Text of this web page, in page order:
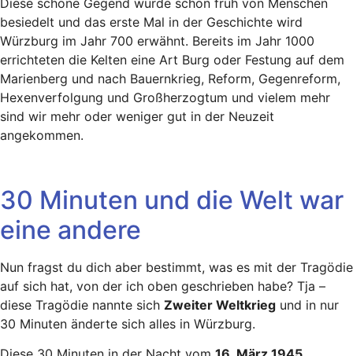
besiedelt und das erste Mal in der Geschichte wird
Würzburg im Jahr 700 erwähnt. Bereits im Jahr 1000
errichteten die Kelten eine Art Burg oder Festung auf dem
Marienberg und nach Bauernkrieg, Reform, Gegenreform,
Hexenverfolgung und Großherzogtum und vielem mehr
sind wir mehr oder weniger gut in der Neuzeit
angekommen.
30 Minuten und die Welt war
eine andere
Nun fragst du dich aber bestimmt, was es mit der Tragödie
auf sich hat, von der ich oben geschrieben habe? Tja –
diese Tragödie nannte sich Zweiter Weltkrieg und in nur
30 Minuten änderte sich alles in Würzburg.